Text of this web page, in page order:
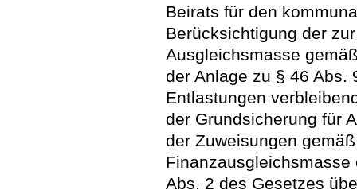
Beirats für den
Berücksichtigung der
Ausgleichsmasse
der Anlage zu § 46 Abs.
Entlastungen
der Grundsicherung für
der Zuweisungen
Abs. 2 des Gesetzes